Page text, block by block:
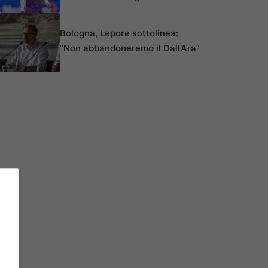
Bologna, Lepore sottolinea:
“Non abbandoneremo il Dall’Ara”